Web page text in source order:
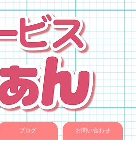
ブログ お問い合わせ